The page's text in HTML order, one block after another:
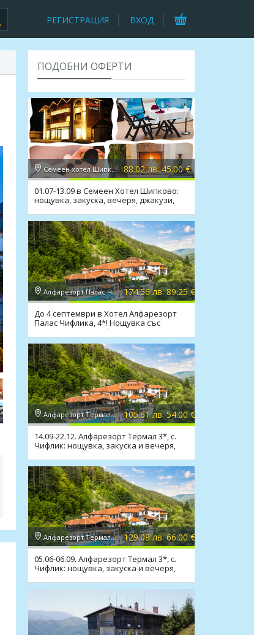
РЕГИСТРАЦИЯ ВХОД
ПОДОБНИ ОФЕРТИ
Семеен хотел Шипково 3*, с. Шипково 88.02 лв. 45.00 €
01.07-13.09 в Семеен Хотел Шипково:
нощувка, закуска, вечеря, джакузи,
сауна, мин. басейн
Алфарезорт Палас Чифлика 4*, Чифлик 174.56 лв. 89.25 €
До 4 септември в Хотел Алфарезорт
Палас Чифлика, 4*! Нощувка със
закуска и вечеря,басейни
Алфарезорт Термал "Чифлика" 3*, Чифлик 105.61 лв. 54.00 €
14.09-22.12. Алфарезорт Термал 3*, с.
Чифлик: нощувка, закуска и вечеря,
минераленбасейн
Алфарезорт Термал "Чифлика" 3*, Чифлик 129.08 лв. 66.00 €
05.06-06.09. Алфарезорт Термал 3*, с.
Чифлик: нощувка, закуска и вечеря,
минераленбасейн